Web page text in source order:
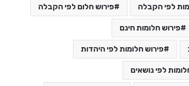
לפי הקבלה פירוש חלום לפי הקבלה
פירוש חלומות חינם
פירוש חלומות לפי היהדות
לפי נושאים